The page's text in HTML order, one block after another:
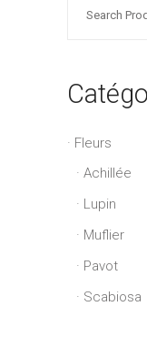
Fleurs
Achillée
Lupin
Muflier
Pavot
Scabiosa